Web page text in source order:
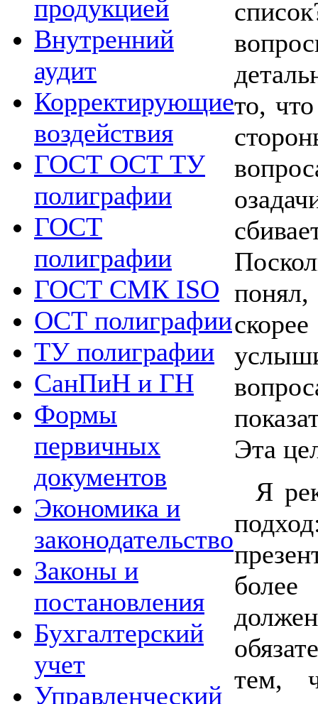
продукцией
Внутренний
аудит
Корректирующие
воздействия
ГОСТ ОСТ ТУ
полиграфии
ГОСТ
полиграфии
ГОСТ СМК ISO
ОСТ полиграфии
ТУ полиграфии
СанПиН и ГН
Формы
первичных
документов
Экономика и
законодательство
Законы и
постановления
Бухгалтерский
учет
Управленческий
то,
Эта
Я
тем,